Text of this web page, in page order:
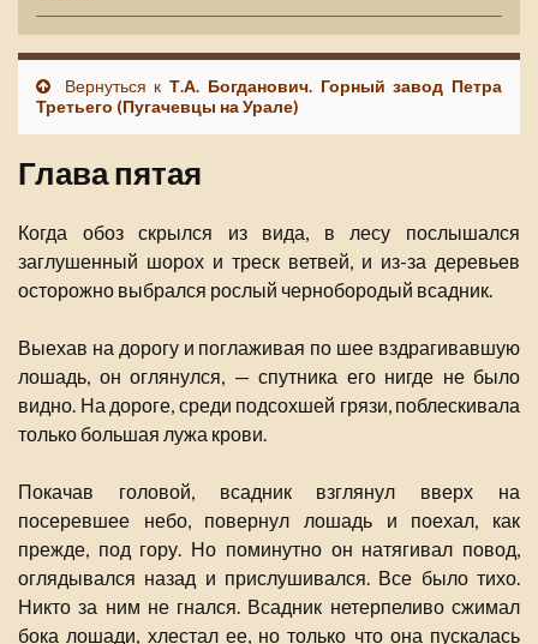
Вернуться кТ.А. Богданович. Горный завод Петра
Третьего (Пугачевцы на Урале)
Глава пятая
Когда обоз скрылся из вида, в лесу послышался
заглушенный шорох и треск ветвей, и из-за деревьев
осторожно выбрался рослый чернобородый всадник.
Выехав на дорогу и поглаживая по шее вздрагивавшую
лошадь, он оглянулся, — спутника его нигде не было
видно. На дороге, среди подсохшей грязи, поблескивала
только большая лужа крови.
Покачав головой, всадник взглянул вверх на
посеревшее небо, повернул лошадь и поехал, как
прежде, под гору. Но поминутно он натягивал повод,
оглядывался назад и прислушивался. Все было тихо.
Никто за ним не гнался. Всадник нетерпеливо сжимал
бока лошади, хлестал ее, но только что она пускалась